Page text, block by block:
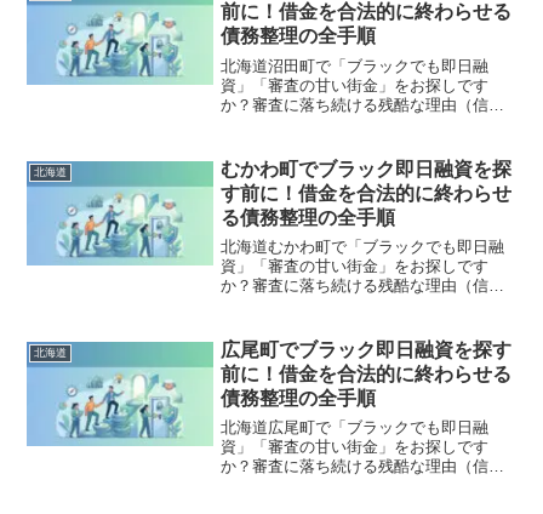
前に！借金を合法的に終わらせる
債務整理の全手順
北海道沼田町で「ブラックでも即日融
資」「審査の甘い街金」をお探しです
か？審査に落ち続ける残酷な理由（信用
まで徹底解説。多重債務の地獄から抜け
出し、合法的に借金を減額・免除する
「債務整理」の正しい知識と、今すぐ督
促を止める無料相談窓口をご案内しま
す。
北海道
むかわ町でブラック即日融資を探
す前に！借金を合法的に終わらせ
る債務整理の全手順
北海道むかわ町で「ブラックでも即日融
資」「審査の甘い街金」をお探しです
か？審査に落ち続ける残酷な理由（信用
まで徹底解説。多重債務の地獄から抜け
出し、合法的に借金を減額・免除する
「債務整理」の正しい知識と、今すぐ督
促を止める無料相談窓口をご案内しま
す。
北海道
広尾町でブラック即日融資を探す
前に！借金を合法的に終わらせる
債務整理の全手順
北海道広尾町で「ブラックでも即日融
資」「審査の甘い街金」をお探しです
か？審査に落ち続ける残酷な理由（信用